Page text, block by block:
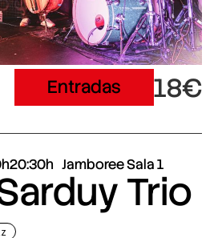
Entradas 18€
20:30h Jamboree Sala 1
Trio